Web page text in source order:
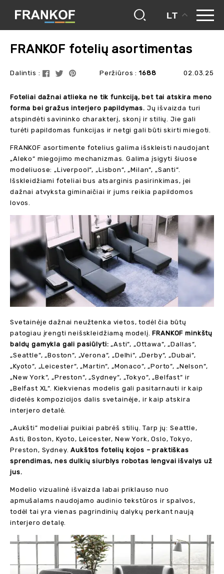
LT
blogas
FRANKOF fotelių asortimentas
Dalintis : Peržiūros :1688 02.03.25
Foteliai dažnai atlieka ne tik funkciją, bet tai atskira meno
forma bei gražus interjero papildymas. Jų išvaizda turi
atspindėti savininko charakterį, skonį ir stilių. Jie gali
turėti papildomas funkcijas ir netgi gali būti skirti miegoti.
FRANKOF asortimente fotelius galima išskleisti naudojant
„Aleko“ miegojimo mechanizmas. Galima įsigyti šiuose
modeliuose: „Liverpool“, „Lisbon“, „Milan“, „Santi“.
Išskleidžiami foteliai bus atsarginis pasirinkimas, jei
dažnai atvyksta giminaičiai ir jums reikia papildomos
lovos.
Svetainėje dažnai neužtenka vietos, todėl čia būtų
patogiau įrengti neišskleidžiamą modelį.FRANKOF minkštų
baldų gamykla gali pasiūlyti: „Asti“, „Ottawa“, „Dallas“,
„Seattle“, „Boston“, „Verona“, „Delhi“, „Derby“, „Dubai“,
„Kyoto“, „Leicester“, „Martin“, „Monaco“, „Porto“, „Nelson“,
„New York“, „Preston“, „Sydney“, „Tokyo“, „Belfast“ ir
„Belfast XL“. Kiekvienas modelis gali pasitarnauti ir kaip
didelės kompozicijos dalis svetainėje, ir kaip atskira
interjero detalė.
„Aukšti” modeliai puikiai pabrėš stilių. Tarp jų: ​​Seattle,
Asti, Boston, Kyoto, Leicester, New York, Oslo, Tokyo,
Preston, Sydney.Aukštos fotelių kojos – praktiškas
sprendimas, nes dulkių siurblys robotas lengvai išvalys už
jus.
Modelio vizualinė išvaizda labai priklauso nuo
apmušalams naudojamo audinio tekstūros ir spalvos,
todėl tai yra vienas pagrindinių dalykų perkant naują
interjero detalę.